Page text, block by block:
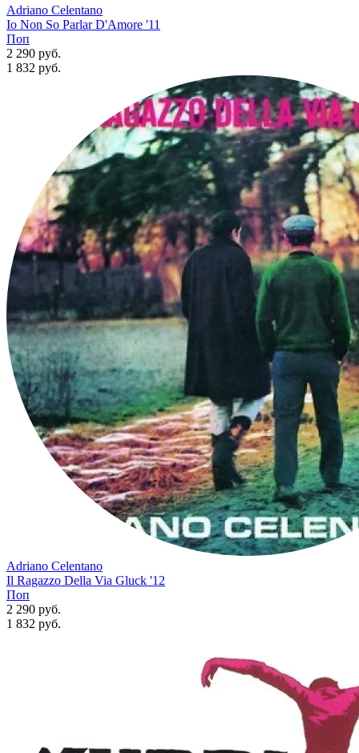
Adriano Celentano
Io Non So Parlar D'Amore '11
Поп
2 290 руб.
1 832 руб.
Adriano Celentano
Il Ragazzo Della Via Gluck '12
Поп
2 290 руб.
1 832 руб.